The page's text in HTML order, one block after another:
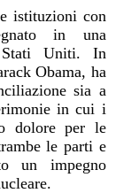
e istituzioni con
in una
Stati Uniti. In
Obama, ha
sia a
in cui i
dolore per le
le parti e
un impegno